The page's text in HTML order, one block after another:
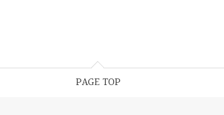
PAGE TOP